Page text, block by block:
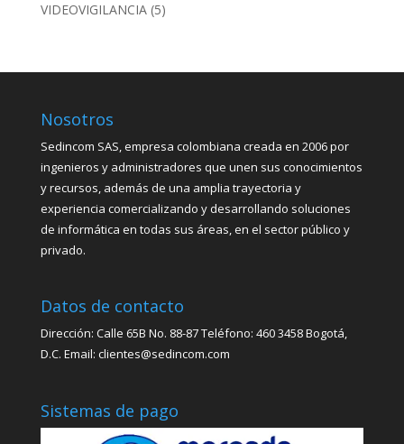
VIDEOVIGILANCIA (5)
Nosotros
Sedincom SAS, empresa colombiana creada en 2006 por
ingenieros y administradores que unen sus conocimientos
y recursos, además de una amplia trayectoria y
experiencia comercializando y desarrollando soluciones
de informática en todas sus áreas, en el sector público y
privado.
Datos de contacto
Dirección: Calle 65B No. 88-87 Teléfono: 460 3458 Bogotá,
D.C. Email: clientes@sedincom.com
Sistemas de pago